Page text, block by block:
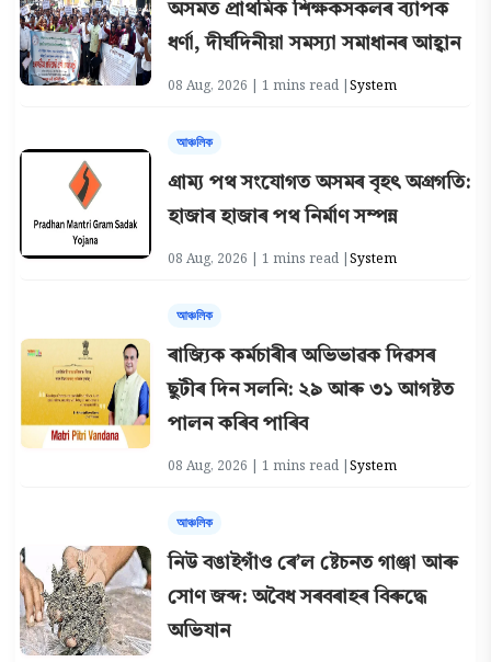
অসমত প্ৰাথমিক শিক্ষকসকলৰ ব্যাপক
ধৰ্ণা, দীৰ্ঘদিনীয়া সমস্যা সমাধানৰ আহ্বান
08 Aug, 2026 | 1 mins read |System
আঞ্চলিক
গ্ৰাম্য পথ সংযোগত অসমৰ বৃহৎ অগ্ৰগতি:
হাজাৰ হাজাৰ পথ নিৰ্মাণ সম্পন্ন
08 Aug, 2026 | 1 mins read |System
আঞ্চলিক
ৰাজ্যিক কৰ্মচাৰীৰ অভিভাৱক দিৱসৰ
ছুটীৰ দিন সলনি: ২৯ আৰু ৩১ আগষ্টত
পালন কৰিব পাৰিব
08 Aug, 2026 | 1 mins read |System
আঞ্চলিক
নিউ বঙাইগাঁও ৰে’ল ষ্টেচনত গাঞ্জা আৰু
সোণ জব্দ: অবৈধ সৰবৰাহৰ বিৰুদ্ধে
অভিযান